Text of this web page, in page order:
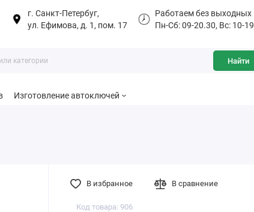
г. Санкт-Петербуг,
ул. Ефимова, д. 1, пом. 17
Работаем без выходных
Пн-Сб: 09-20.30, Вс: 10-19
Найти
Изготовление автоключей
Код товара: 906
В избранное В сравнение